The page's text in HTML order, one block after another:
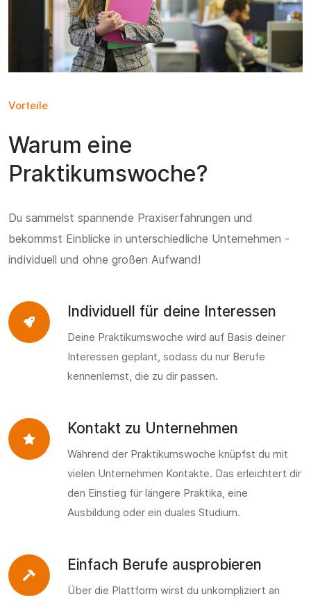
Vorteile
Warum eine
Praktikumswoche?
Du sammelst spannende Praxiserfahrungen und
bekommst Einblicke in unterschiedliche Unternehmen -
individuell und ohne großen Aufwand!
Individuell für deine Interessen
Deine Praktikumswoche wird auf Basis deiner
Interessen geplant, sodass du nur Berufe
kennenlernst, die zu dir passen.
Kontakt zu Unternehmen
Während der Praktikumswoche knüpfst du mit
vielen Unternehmen Kontakte. Das erleichtert dir
den Einstieg für längere Praktika, eine
Ausbildung oder ein duales Studium.
Einfach Berufe ausprobieren
Über die Plattform wirst du unkompliziert an